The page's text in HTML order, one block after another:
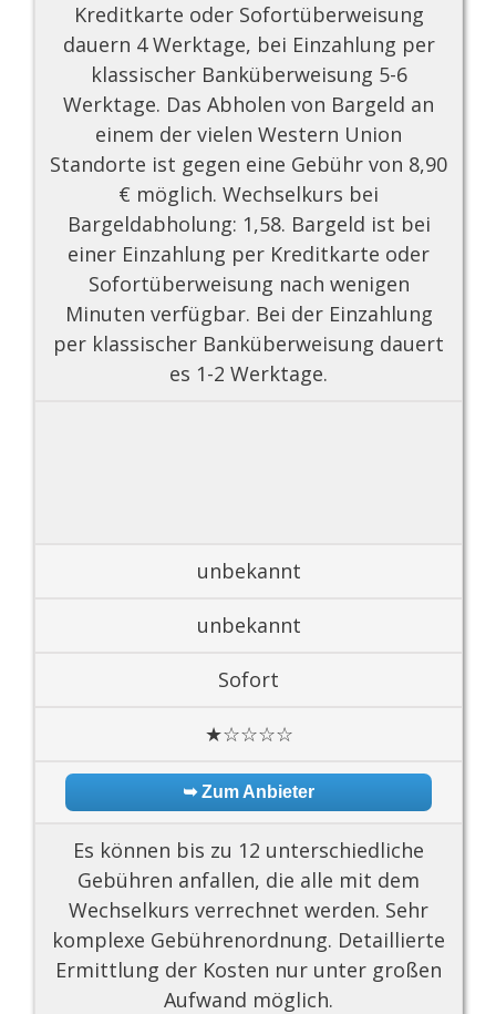
Kreditkarte oder Sofortüberweisung
dauern 4 Werktage, bei Einzahlung per
klassischer Banküberweisung 5-6
Werktage. Das Abholen von Bargeld an
einem der vielen Western Union
Standorte ist gegen eine Gebühr von 8,90
€ möglich. Wechselkurs bei
Bargeldabholung: 1,58. Bargeld ist bei
einer Einzahlung per Kreditkarte oder
Sofortüberweisung nach wenigen
Minuten verfügbar. Bei der Einzahlung
per klassischer Banküberweisung dauert
es 1-2 Werktage.
unbekannt
unbekannt
Sofort
★☆☆☆☆
➥ Zum Anbieter
Es können bis zu 12 unterschiedliche
Gebühren anfallen, die alle mit dem
Wechselkurs verrechnet werden. Sehr
komplexe Gebührenordnung. Detaillierte
Ermittlung der Kosten nur unter großen
Aufwand möglich.